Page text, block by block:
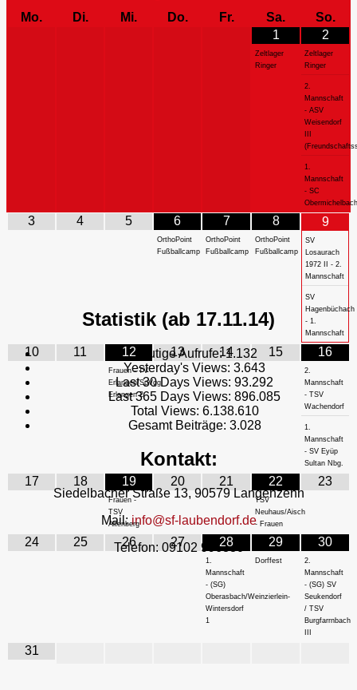
Mo. Di. Mi. Do. Fr. Sa.
So.
1
Zeltlager
Ringer
2
Zeltlager
Ringer
2.
Mannschaft
- ASV
Weisendorf
1.
Mannschaft
- SC
Obermichelbach
3 4 5 6
OrthoPoint
Fußballcamp
7
OrthoPoint
Fußballcamp
8
OrthoPoint
Fußballcamp
9
SV
Losaurach
1972 II - 2.
Mannschaft
SV
Hagenbüchach
- 1.
Mannschaft
10 11 12
Frauen - TV
Erlangen/SpVgg
Erlangen 2
13 14 15 16
2.
Mannschaft
- TSV
Wachendorf
1.
Mannschaft
- SV Eyüp
Sultan Nbg.
17 18 19
Frauen -
TSV
Altenberg
20 21 22
TSV
Neuhaus/Aisch
- Frauen
23
24 25 26 27 28
1.
Mannschaft
- (SG)
Oberasbach/Weinzierlein-
Wintersdorf
1
29
Dorffest
30
2.
Mannschaft
- (SG) SV
Seukendorf
/ TSV
Burgfarrnbach
31
Statistik (ab 17.11.14)
Heutige Aufrufe:1.132
Yesterday's Views: 3.643
Last 30 Days Views: 93.292
Last 365 Days Views: 896.085
Total Views: 6.138.610
Gesamt Beiträge: 3.028
Kontakt:
Siedelbacher Straße 13, 90579 Langenzenn
Mail:info@sf-laubendorf.de
Telefon: 09102 996880